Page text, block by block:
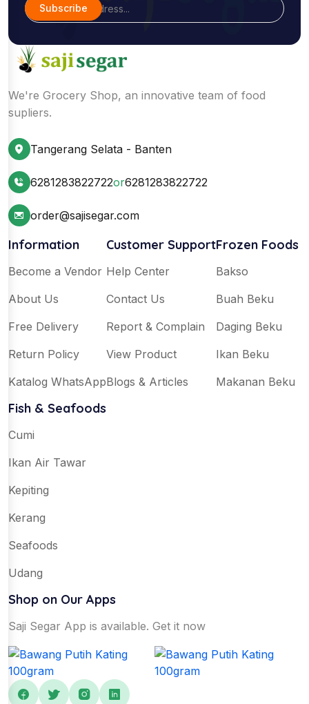
Subscribe
We're Grocery Shop, an innovative team of food
supliers.
Tangerang Selata - Banten
6281283822722or6281283822722
order@sajisegar.com
Information
Become a Vendor
About Us
Free Delivery
Return Policy
Katalog WhatsApp
Customer Support
Help Center
Contact Us
Report & Complain
View Product
Blogs & Articles
Frozen Foods
Bakso
Buah Beku
Daging Beku
Ikan Beku
Makanan Beku
Fish & Seafoods
Cumi
Ikan Air Tawar
Kepiting
Kerang
Seafoods
Udang
Shop on Our Apps
Saji Segar App is available. Get it now